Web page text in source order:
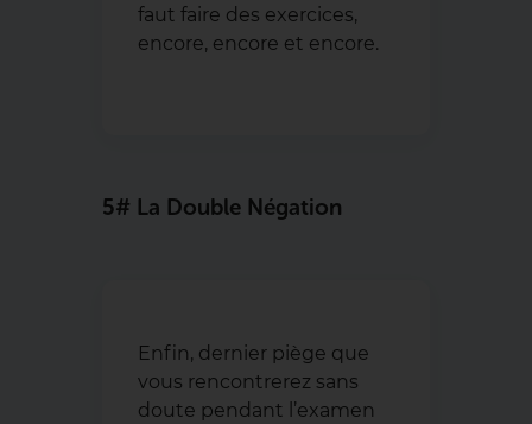
faut faire des exercices,
encore, encore et encore.
5# La Double Négation
Enfin, dernier piège que
vous rencontrerez sans
doute pendant l’examen